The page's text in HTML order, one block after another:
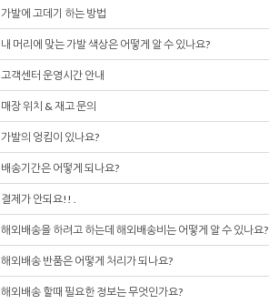
가발에 고데기 하는 방법
내 머리에 맞는 가발 색상은 어떻게 알 수 있나요?
고객센터 운영시간 안내
매장 위치 & 재고 문의
가발의 엉킴이 있나요?
배송기간은 어떻게 되나요?
결제가 안되요!! .
해외배송을 하려고 하는데 해외배송비는 어떻게 알 수 있나요?
해외배송 반품은 어떻게 처리가 되나요?
해외배송 할때 필요한 정보는 무엇인가요?